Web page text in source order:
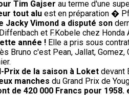
Tim Gajser au terme d'une
tout alu est en préparation �
Jacky Vimond a disputé son
et F.Kobele chez Honda
année ! Elle a pris sous
Bruno c'est Pean, Jallat, Gomez,
Prix de la saison à Loket devant
manches du Grand Prix de
de 420 000 Francs pour